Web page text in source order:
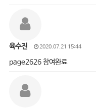
육수진 2020.07.21 15:44
page2626 참여완료